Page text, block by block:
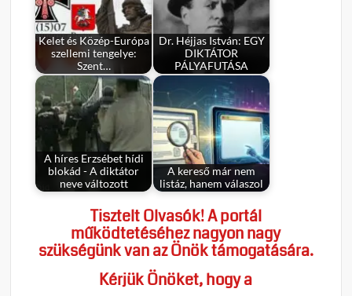
Kelet és Közép-Európa
szellemi tengelye:
Szent…
Dr. Héjjas István: EGY
DIKTÁTOR
PÁLYAFUTÁSA
A híres Erzsébet hídi
blokád - A diktátor
neve változott
A kereső már nem
listáz, hanem válaszol
Tisztelt Olvasók! A portál
működtetéséhez nagyon nagy
szükségünk van az Önök támogatására.
Kérjük Önöket, hogy a